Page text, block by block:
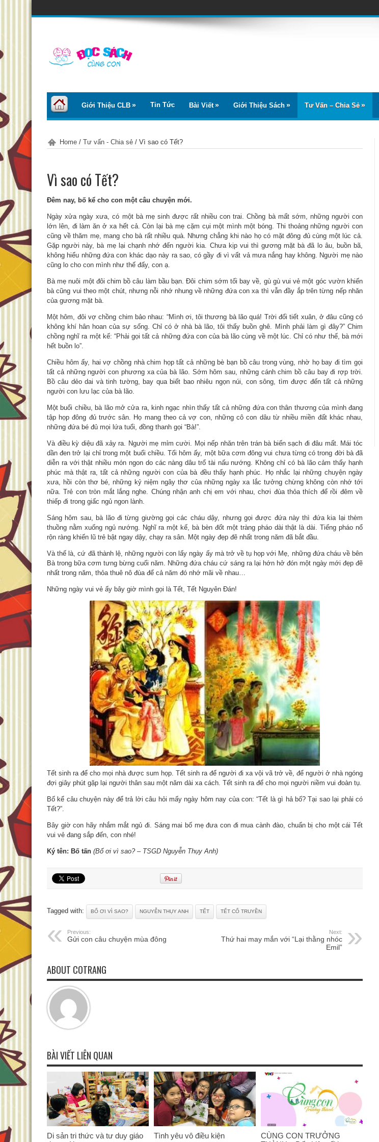
Giới Thiệu CLB Tin Tức Bài Viết Giới Thiệu Sách Tư Vấn – Chia Sẻ
Home / Tư vấn - Chia sẻ / Vì sao có Tết?
Vì sao có Tết?
Đêm nay, bố kể cho con một câu chuyện mới.
Ngày xửa ngày xưa, có một bà mẹ sinh được rất nhiều con trai. Chồng bà mất sớm, những người con
lớn lên, đi làm ăn ở xa hết cả. Còn lại bà mẹ cặm cụi một mình một bóng. Thi thoảng những người con
cũng về thăm mẹ, mang cho bà rất nhiều quà. Nhưng chẳng khi nào họ có mặt đông đủ cùng một lúc cả.
Gặp người này, bà mẹ lại chạnh nhớ đến người kia. Chưa kịp vui thì gương mặt bà đã lo âu, buồn bã,
không hiểu những đứa con khác dạo này ra sao, có gầy đi vì vất vả mưa nắng hay không. Người mẹ nào
cũng lo cho con mình như thế đấy, con ạ.
Bà mẹ nuôi một đôi chim bồ câu làm bầu bạn. Đôi chim sớm tối bay về, gù gù vui vẻ một góc vườn khiến
bà cũng vui theo một chút, nhưng nỗi nhớ nhung về những đứa con xa thì vẫn đầy ắp trên từng nếp nhăn
của gương mặt bà.
Một hôm, đôi vợ chồng chim bảo nhau: “Mình ơi, tôi thương bà lão quá! Trời đổi tiết xuân, ở đâu cũng có
không khí hân hoan của sự sống. Chỉ có ở nhà bà lão, tôi thấy buồn ghê. Mình phải làm gì đây?” Chim
chồng nghĩ ra một kế: “Phải gọi tất cả những đứa con của bà lão cùng về một lúc. Chỉ có như thế, bà mới
hết buồn lo”.
Chiều hôm ấy, hai vợ chồng nhà chim họp tất cả những bè bạn bồ câu trong vùng, nhờ họ bay đi tìm gọi
tất cả những người con phương xa của bà lão. Sớm hôm sau, những cánh chim bồ câu bay đi rợp trời.
Bồ câu dẻo dai và tinh tường, bay qua biết bao nhiêu ngọn núi, con sông, tìm được đến tất cả những
người con lưu lạc của bà lão.
Một buổi chiều, bà lão mở cửa ra, kinh ngạc nhìn thấy tất cả những đứa con thân thương của mình đang
tập họp đông đủ trước sân. Họ mang theo cả vợ con, những cô con dâu từ nhiều miền đất khác nhau,
những đứa bé đủ mọi lứa tuổi, đồng thanh gọi “Bà!”.
Và điều kỳ diệu đã xảy ra. Người mẹ mỉm cười. Mọi nếp nhăn trên trán bà biến sạch đi đâu mất. Mái tóc
dần đen trở lại chỉ trong một buổi chiều. Tối hôm ấy, một bữa cơm đông vui chưa từng có trong đời bà đã
diễn ra với thật nhiều món ngon do các nàng dâu trổ tài nấu nướng. Không chỉ có bà lão cảm thấy hạnh
phúc mà thật ra, tất cả những người con của bà đều thấy hạnh phúc. Họ nhắc lại những chuyện ngày
xưa, hồi còn thơ bé, những kỷ niệm ngây thơ của những ngày xa lắc tưởng chừng không còn nhớ tới
nữa. Trẻ con tròn mắt lắng nghe. Chúng nhận anh chị em với nhau, chơi đùa thỏa thích để rồi đêm về
thiếp đi trong giấc ngủ ngon lành.
Sáng hôm sau, bà lão đi từng giường gọi các cháu dậy, nhưng gọi được đứa này thì đứa kia lại thèm
thuồng nằm xuống ngủ nướng. Nghĩ ra một kế, bà bèn đốt một tràng pháo dài thật là dài. Tiếng pháo nổ
rộn ràng khiến lũ trẻ bật ngay dậy, chạy ra sân. Một ngày đẹp đẽ nhất trong năm đã bắt đầu.
Và thế là, cứ đã thành lệ, những người con lấy ngày ấy mà trở về tụ họp với Mẹ, những đứa cháu về bên
Bà trong bữa cơm tưng bừng cuối năm. Những đứa cháu cứ sáng ra lại hớn hở đón một ngày mới đẹp đẽ
nhất trong năm, thỏa thuê nô đùa để cả năm đó nhớ mãi về nhau…
Những ngày vui vẻ ấy bây giờ mình gọi là Tết, Tết Nguyên Đán!
Tết sinh ra để cho mọi nhà được sum họp. Tết sinh ra để người đi xa vội vã trở về, để người ở nhà ngóng
đợi giây phút gặp lại người thân sau một năm dài xa cách. Tết sinh ra để cho mọi người niềm vui đoàn tụ.
Bố kể câu chuyện này để trả lời câu hỏi mấy ngày hôm nay của con: “Tết là gì hả bố? Tại sao lại phải có
Tết?”.
Bây giờ con hãy nhắm mắt ngủ đi. Sáng mai bố mẹ đưa con đi mua cành đào, chuẩn bị cho một cái Tết
vui vẻ đang sắp đến, con nhé!
Ký tên: Bố tấn (Bố ơi vì sao? – TSGD Nguyễn Thụy Anh)
Tagged with: BỐ ƠI VÌ SAO? NGUYỄN THỤY ANH TẾT TẾT CỔ TRUYỀN
Previous:
Gửi con câu chuyện mùa đông
Next:
Thứ hai may mắn với “Lại thằng nhóc
Emil”
ABOUT COTRANG
BÀI VIẾT LIÊN QUAN
Di sản tri thức và tư duy giáo
Tình yêu vô điều kiện
CÙNG CON TRƯỞNG